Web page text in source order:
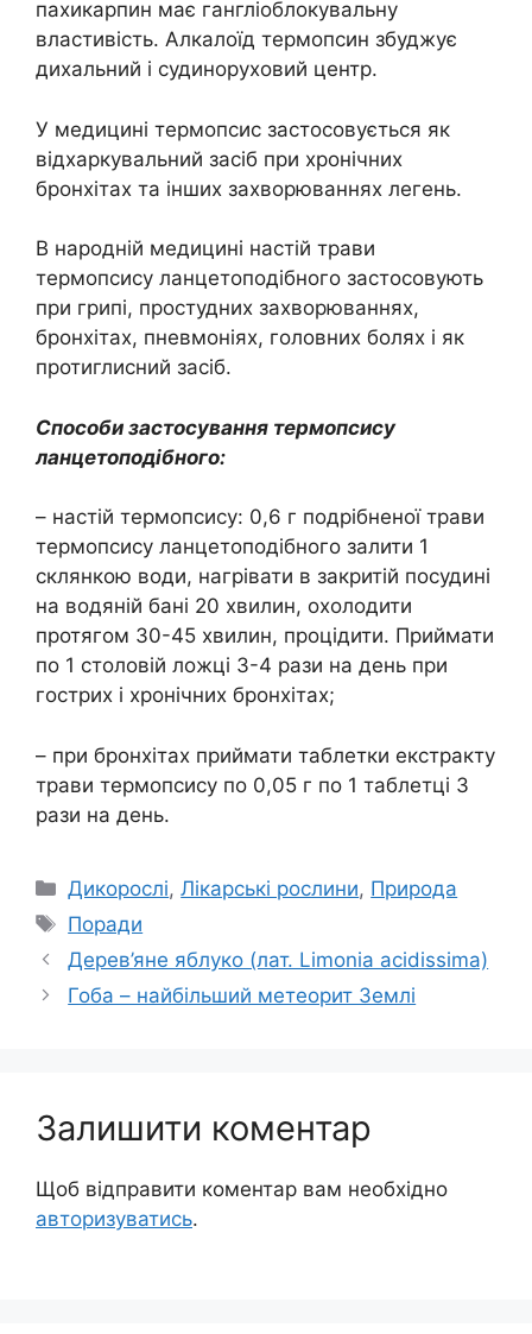
пахикарпин має гангліоблокувальну
властивість. Алкалоїд термопсин збуджує
дихальний і судиноруховий центр.
У медицині термопсис застосовується як
відхаркувальний засіб при хронічних
бронхітах та інших захворюваннях легень.
В народній медицині настій трави
термопсису ланцетоподібного застосовують
при грипі, простудних захворюваннях,
бронхітах, пневмоніях, головних болях і як
протиглисний засіб.
Способи застосування термопсису
ланцетоподібного:
– настій термопсису: 0,6 г подрібненої трави
термопсису ланцетоподібного залити 1
склянкою води, нагрівати в закритій посудині
на водяній бані 20 хвилин, охолодити
протягом 30-45 хвилин, процідити. Приймати
по 1 столовій ложці 3-4 рази на день при
гострих і хронічних бронхітах;
– при бронхітах приймати таблетки екстракту
трави термопсису по 0,05 г по 1 таблетці 3
рази на день.
Категорії
Дикорослі,Лікарські рослини, Природа
Позначки
Поради
Дерев’яне яблуко (лат. Limonia acidissima)
Гоба – найбільший метеорит Землі
Залишити коментар
Щоб відправити коментар вам необхідно
авторизуватись.